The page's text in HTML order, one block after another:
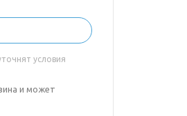
условия
и может